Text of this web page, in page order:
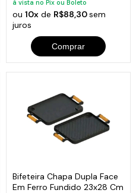
à vista no Pix ou Boleto
ou 10xde R$88,30sem
juros
Comprar
Bifeteira Chapa Dupla Face
Em Ferro Fundido 23x28 Cm